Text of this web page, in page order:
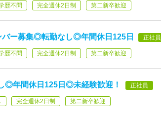
歴不問 完全週休2日制 第二新卒歓迎
バー募集◎転勤なし◎年間休日125日 正社員
歴不問 完全週休2日制 第二新卒歓迎
年間休日125日◎未経験歓迎！ 正社員
完全週休2日制 第二新卒歓迎